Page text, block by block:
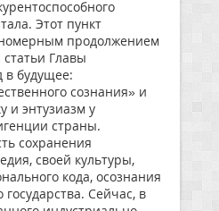
Этот пункт
продолжением
Главы
в будущее:
сознания» и
и энтузиазм у
страны.
сохранения
своей культуры,
кода, осознания
Сейчас, в